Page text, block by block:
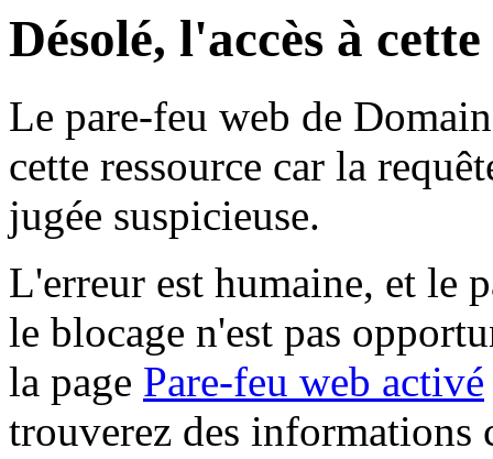
Désolé, l'accès à
Le pare-feu web de
cette ressource car la
jugée suspicieuse.
L'erreur est humaine, et le
le blocage n'est pas
la page Pare-feu web activé
trouverez des informations